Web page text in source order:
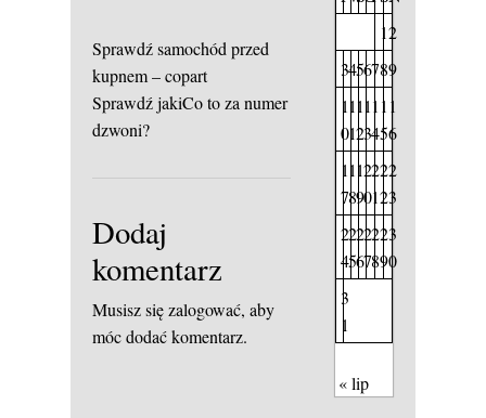
Sprawdź samochód przed
kupnem – copart
Sprawdź jakiCo to za numer
dzwoni?
Dodaj
komentarz
Musisz sięzalogować, aby
móc dodać komentarz.
12
3456789
1
0
1
1
1
2
1
3
1
4
1
5
1
6
1
7
1
8
1
9
2
0
2
1
2
2
2
3
2
4
2
5
2
6
2
7
2
8
2
9
3
0
3
1
« lip